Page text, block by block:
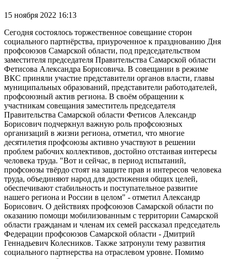
15 ноября 2022 16:13
Сегодня состоялось торжественное совещание сторон
социального партнёрства, приуроченное к празднованию Дня
профсоюзов Самарской области, под председательством
заместителя председателя Правительства Самарской области
Фетисова Александра Борисовича. В совещании в режиме
ВКС приняли участие представители органов власти, главы
муниципальных образований, представители работодателей,
профсоюзный актив региона. В своём обращении к
участникам совещания заместитель председателя
Правительства Самарской области Фетисов Александр
Борисович подчеркнул важную роль профсоюзных
организаций в жизни региона, отметил, что многие
десятилетия профсоюзы активно участвуют в решении
проблем рабочих коллективов, достойно отстаивая интересы
человека труда. "Вот и сейчас, в период испытаний,
профсоюзы твёрдо стоят на защите прав и интересов человека
труда, объединяют народ для достижения общих целей,
обеспечивают стабильность и поступательное развитие
нашего региона и России в целом" - отметил Александр
Борисович. О действиях профсоюзов Самарской области по
оказанию помощи мобилизованным с территории Самарской
области гражданам и членам их семей рассказал председатель
Федерации профсоюзов Самарской области - Дмитрий
Геннадьевич Колесников. Также затронули тему развития
социального партнерства на отраслевом уровне. Помимо